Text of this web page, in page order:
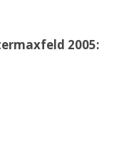
2005: